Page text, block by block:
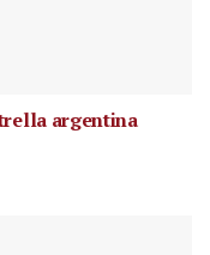
argentina